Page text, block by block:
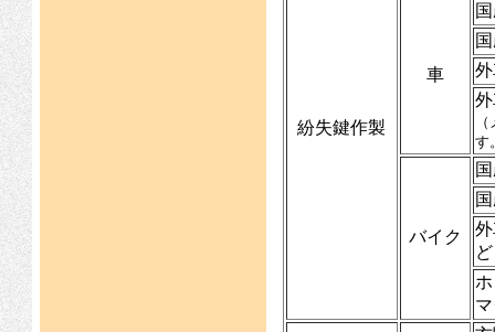
紛失鍵作製
車
す
バイク